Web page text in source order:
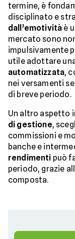
termine, è
disciplinato e
dall’emotività è
mercato sono
impulsivamente
utile adottare
automatizzata,
nei versamenti
di breve periodo.
Un altro aspetto
di gestione,
commissioni e
banche e
rendimenti può
periodo, grazie
composta.